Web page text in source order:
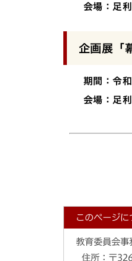
会場：足
企画展「
期間：令
会場：足
このページ
教育委員会
住所： 〒